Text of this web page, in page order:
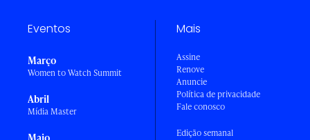
Eventos
Março
Women to Watch Summit
Abril
Mídia Master
Mais
Assine
Renove
Anuncie
Política de privacidade
Fale conosco
Edição semanal